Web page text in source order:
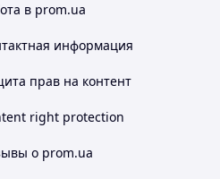
в prom.ua
информация
прав на контент
right protection
о prom.ua